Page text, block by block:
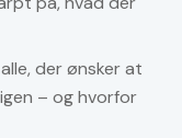
der ønsker at
– og hvorfor